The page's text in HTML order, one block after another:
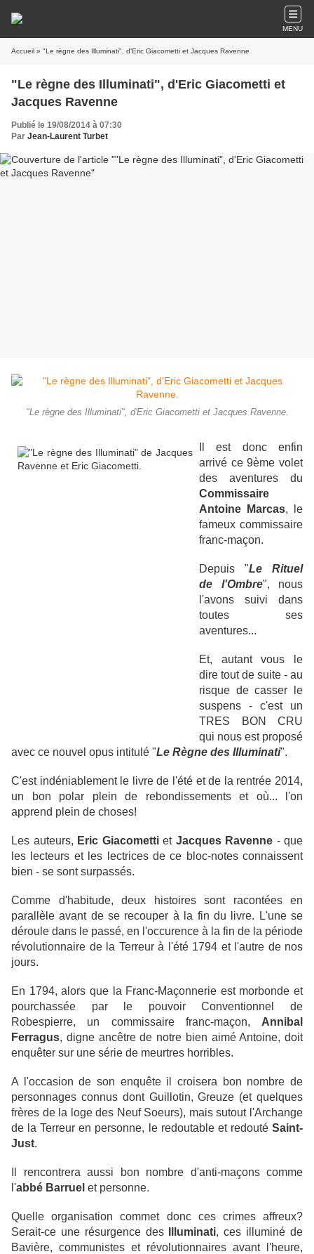
MENU
Accueil » "Le règne des Illuminati", d'Eric Giacometti et Jacques Ravenne
"Le règne des Illuminati", d'Eric Giacometti et
Jacques Ravenne
Publié le 19/08/2014 à 07:30
Par Jean-Laurent Turbet
"Le règne des Illuminati", d'Eric Giacometti et Jacques Ravenne.
Il est donc enfin
arrivé ce 9ème volet
des aventures du
Commissaire
Antoine Marcas, le
fameux commissaire
franc-maçon.
Depuis "Le Rituel
de l'Ombre", nous
l'avons suivi dans
toutes ses
aventures...
Et, autant vous le
dire tout de suite - au
risque de casser le
suspens - c'est un
TRES BON CRU
qui nous est proposé
avec ce nouvel opus intitulé "Le Règne des Illuminati".
C'est indéniablement le livre de l'été et de la rentrée 2014,
un bon polar plein de rebondissements et où... l'on
apprend plein de choses!
Les auteurs, Eric Giacomettiet Jacques Ravenne - que
les lecteurs et les lectrices de ce bloc-notes connaissent
bien - se sont surpassés.
Comme d'habitude, deux histoires sont racontées en
parallèle avant de se recouper à la fin du livre. L'une se
déroule dans le passé, en l'occurence à la fin de la période
révolutionnaire de la Terreur à l'été 1794 et l'autre de nos
jours.
En 1794, alors que la Franc-Maçonnerie est morbonde et
pourchassée par le pouvoir Conventionnel de
Robespierre, un commissaire franc-maçon, Annibal
Ferragus, digne ancêtre de notre bien aimé Antoine, doit
enquêter sur une série de meurtres horribles.
A l'occasion de son enquête il croisera bon nombre de
personnages connus dont Guillotin, Greuze (et quelques
frères de la loge des Neuf Soeurs), mais sutout l'Archange
de la Terreur en personne, le redoutable et redouté Saint-
Just.
Il rencontrera aussi bon nombre d'anti-maçons comme
l'abbé Barruel et personne.
Quelle organisation commet donc ces crimes affreux?
Serait-ce une résurgence des
Illuminati, ces illuminé de
Bavière, communistes et révolutionnaires avant l'heure,